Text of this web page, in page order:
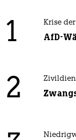
1 Krise
AfD-
2